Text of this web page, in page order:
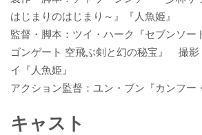
はじまりのはじまり～』『人魚姫』
監督・脚本：ツイ・ハーク『セブンソー
ゴンゲート 空飛ぶ剣と幻の秘宝』 撮影
イ『人魚姫』
アクション監督：ユン・ブン『カンフー
キャスト